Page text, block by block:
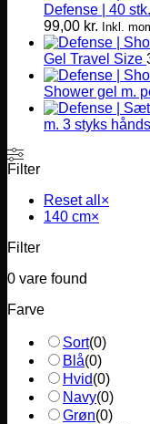
Defense | 40
99,00 kr. Inkl.
Gel Travel Size
Shower gel m.
m. 3 styks
Filter
Reset all ×
140 cm×
Filter
0 vare found
Farve
Sort(0)
Blå(0)
Hvid(0)
Navy(0)
Grøn(0)